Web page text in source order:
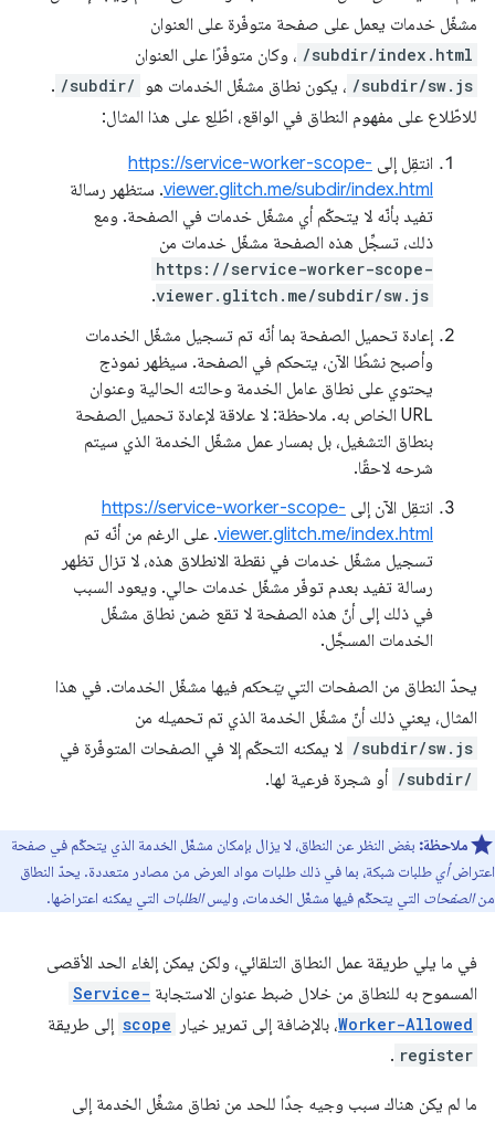
مشغّل خدمات يعمل على صفحة متوفّرة على العنوان
/subdir/index.html ، وكان متوفّرًا على العنوان
/subdir/sw.js ، يكون نطاق مشغّل الخدمات هو /subdir/
.
للاطّلاع على مفهوم النطاق في الواقع، اطّلِع على هذا المثال:
انتقِل إلى https://service-worker-scope-
viewer.glitch.me/subdir/index.html. ستظهر رسالة
تفيد بأنّه لا يتحكّم أي مشغّل خدمات في الصفحة. ومع
ذلك، تسجِّل هذه الصفحة مشغّل خدمات من
https://service-worker-scope-
viewer.glitch.me/subdir/sw.js
.
إعادة تحميل الصفحة بما أنّه تم تسجيل مشغّل الخدمات
وأصبح نشطًا الآن، يتحكم في الصفحة. سيظهر نموذج
يحتوي على نطاق عامل الخدمة وحالته الحالية وعنوان
URL الخاص به. ملاحظة: لا علاقة لإعادة تحميل الصفحة
بنطاق التشغيل، بل بمسار عمل مشغّل الخدمة الذي سيتم
شرحه لاحقًا.
انتقِل الآن إلى https://service-worker-scope-
viewer.glitch.me/index.html. على الرغم من أنّه تم
تسجيل مشغّل خدمات في نقطة الانطلاق هذه، لا تزال تظهر
رسالة تفيد بعدم توفّر مشغّل خدمات حالي. ويعود السبب
في ذلك إلى أنّ هذه الصفحة لا تقع ضمن نطاق مشغّل
الخدمات المسجَّل.
يحدّ النطاق من الصفحات التييتحكم فيها مشغّل الخدمات. في هذا
المثال، يعني ذلك أنّ مشغّل الخدمة الذي تم تحميله من
/subdir/sw.js لا يمكنه التحكّم إلا في الصفحات المتوفّرة في
/subdir/ أو شجرة فرعية لها.
ملاحظة: بغض النظر عن النطاق، لا يزال بإمكان مشغّل الخدمة الذي يتحكّم في صفحة
اعتراضأي طلبات شبكة، بما في ذلك طلبات مواد العرض من مصادر متعددة. يحدّ النطاق
منالصفحات التي يتحكّم فيها مشغّل الخدمات، وليسالطلبات التي يمكنه اعتراضها.
في ما يلي طريقة عمل النطاق التلقائي، ولكن يمكن إلغاء الحد الأقصى
المسموح به للنطاق من خلال ضبط عنوان الاستجابة Service-
Worker-Allowed، بالإضافة إلى تمرير خيار scope إلى طريقة
register
.
ما لم يكن هناك سبب وجيه جدًا للحد من نطاق مشغِّل الخدمة إلى